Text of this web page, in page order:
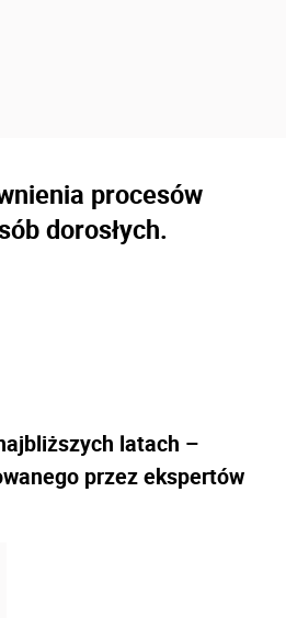
procesów
dorosłych.
latach –
przez ekspertów